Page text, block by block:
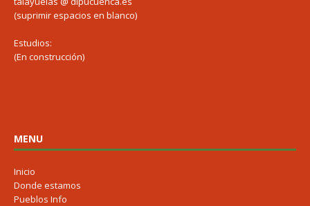
(suprimir espacios en blanco)
Estudios:
(En construcción)
MENU
Inicio
Donde estamos
Pueblos Info